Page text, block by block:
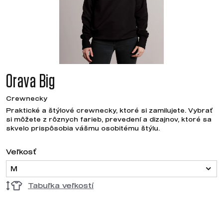
Orava Big
Crewnecky
Praktické a štýlové crewnecky, ktoré si zamilujete. Vybrať
si môžete z rôznych farieb, prevedení a dizajnov, ktoré sa
skvelo prispôsobia vášmu osobitému štýlu.
Veľkosť
M
Tabuľka veľkostí